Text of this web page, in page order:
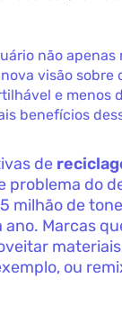
não apenas
visão sobre
e menos
benefícios
de
do
milhão de
Marcas
ou